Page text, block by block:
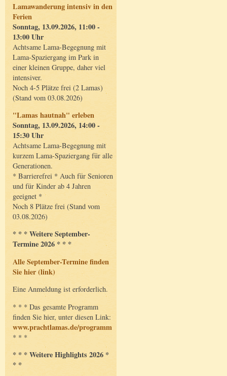
Lamawanderung intensiv in den
Ferien
Sonntag, 13.09.2026, 11:00 -
13:00 Uhr
Achtsame Lama-Begegnung mit
Lama-Spaziergang im Park in
einer kleinen Gruppe, daher viel
intensiver.
Noch 4-5 Plätze frei (2 Lamas)
(Stand vom 03.08.2026)
"Lamas hautnah" erleben
Sonntag, 13.09.2026, 14:00 -
15:30 Uhr
Achtsame Lama-Begegnung mit
kurzem Lama-Spaziergang für alle
Generationen.
* Barrierefrei * Auch für Senioren
und für Kinder ab 4 Jahren
geeignet *
Noch 8 Plätze frei (Stand vom
03.08.2026)
* * * Weitere September-
Termine 2026 * * *
Alle September-Termine finden
Sie hier (link)
Eine Anmeldung ist erforderlich.
* * * Das gesamte Programm
finden Sie hier, unter diesen Link:
www.prachtlamas.de/programm
* * *
* * * Weitere Highlights 2026 *
* *